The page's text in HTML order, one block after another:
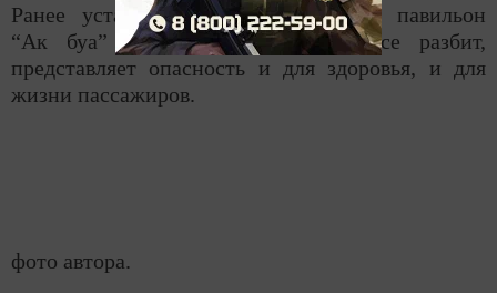
Ранее установленный остановочный павильон
“Ак буа” по улице Западная вовсе разбит,
представляет опасность и для здоровья, и для
жизни пассажиров.
фото автора.